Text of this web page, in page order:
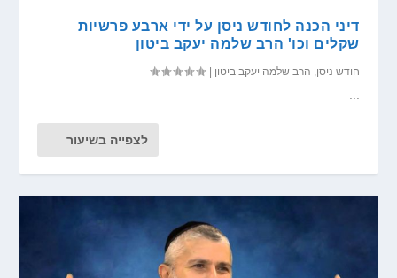
דיני הכנה לחודש ניסן על ידי ארבע פרשיות
שקלים וכו' הרב שלמה יעקב ביטון
חודש ניסן הרב שלמה יעקב ביטון |
לצפייה בשיעור